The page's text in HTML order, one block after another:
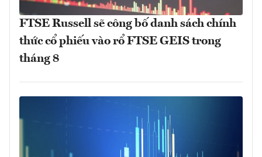
FTSE Russell sẽ công bố danh sách chính
thức cổ phiếu vào rổ FTSE GEIS trong
tháng 8